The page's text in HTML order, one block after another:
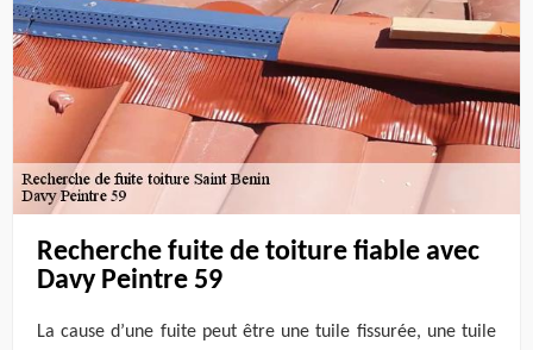
Recherche fuite de toiture fiable avec
Davy Peintre 59
La cause d’une fuite peut être une tuile fissurée, une tuile